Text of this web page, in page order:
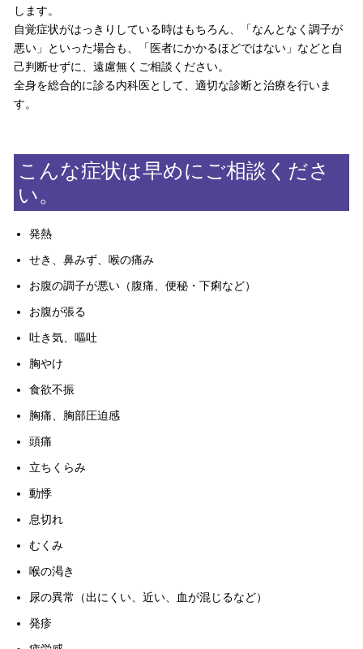
します。
自覚症状がはっきりしている時はもちろん、「なんとなく調子が
悪い」といった場合も、「医者にかかるほどではない」などと自
己判断せずに、遠慮無くご相談ください。
全身を総合的に診る内科医として、適切な診断と治療を行いま
す。
こんな症状は早めにご相談くださ
い。
発熱
せき、鼻みず、喉の痛み
お腹の調子が悪い（腹痛、便秘・下痢など）
お腹が張る
吐き気、嘔吐
胸やけ
食欲不振
胸痛、胸部圧迫感
頭痛
立ちくらみ
動悸
息切れ
むくみ
喉の渇き
尿の異常（出にくい、近い、血が混じるなど）
発疹